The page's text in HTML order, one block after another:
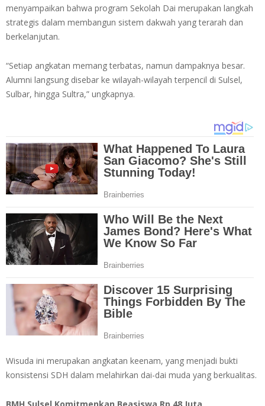
menyampaikan bahwa program Sekolah Dai merupakan langkah
strategis dalam membangun sistem dakwah yang terarah dan
berkelanjutan.
“Setiap angkatan memang terbatas, namun dampaknya besar.
Alumni langsung disebar ke wilayah-wilayah terpencil di Sulsel,
Sulbar, hingga Sultra,” ungkapnya.
Wisuda ini merupakan angkatan keenam, yang menjadi bukti
konsistensi SDH dalam melahirkan dai-dai muda yang berkualitas.